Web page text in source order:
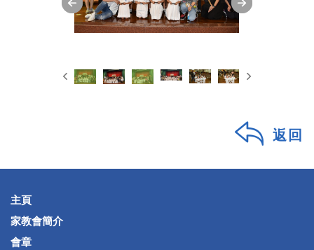
返回
主頁
家教會簡介
會章